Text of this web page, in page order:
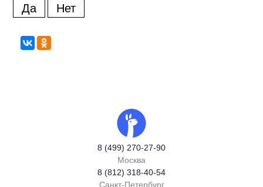
Да Нет
8 (499) 270-27-90
Москва
8 (812) 318-40-54
Санкт-Петербург